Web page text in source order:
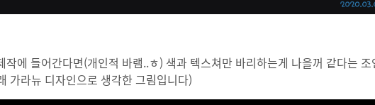
에 들어간다면(개인적 바램..ㅎ) 색과 텍스쳐만 바리하는게 나을꺼 같다는 조
가라뉴 디자인으로 생각한 그림입니다)